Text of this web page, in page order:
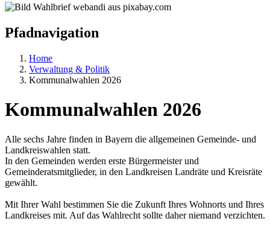
Pfadnavigation
Home
Verwaltung & Politik
Kommunalwahlen 2026
Kommunalwahlen 2026
Alle sechs Jahre finden in Bayern die allgemeinen Gemeinde- und
Landkreiswahlen statt.
In den Gemeinden werden erste Bürgermeister und
Gemeinderatsmitglieder, in den Landkreisen Landräte und Kreisräte
gewählt.
Mit Ihrer Wahl bestimmen Sie die Zukunft Ihres Wohnorts und Ihres
Landkreises mit. Auf das Wahlrecht sollte daher niemand verzichten.